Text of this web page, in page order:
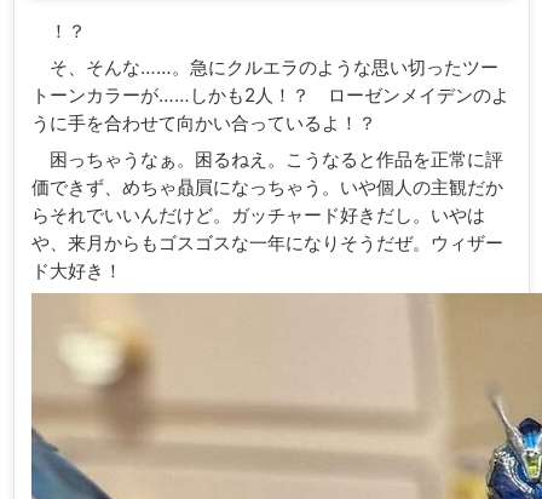
！？
そ、そんな……。急にクルエラのような思い切ったツー
トーンカラーが……しかも2人！？ ローゼンメイデンのよ
うに手を合わせて向かい合っているよ！？
困っちゃうなぁ。困るねえ。こうなると作品を正常に評
価できず、めちゃ贔屓になっちゃう。いや個人の主観だか
らそれでいいんだけど。ガッチャード好きだし。いやは
や、来月からもゴスゴスな一年になりそうだぜ。ウィザー
ド大好き！